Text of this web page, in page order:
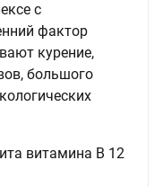
с
фактор
курение,
большого
витамина В 12